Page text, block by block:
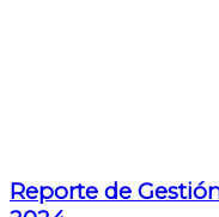
Reporte de